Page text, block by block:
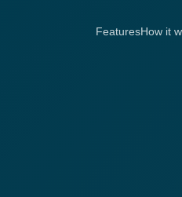
FeaturesHow it